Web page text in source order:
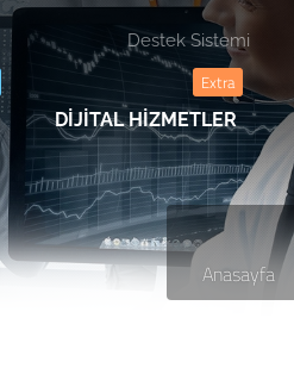
Destek Sistemi
Extra
DİJİTAL HİZMETLER
Anasayfa